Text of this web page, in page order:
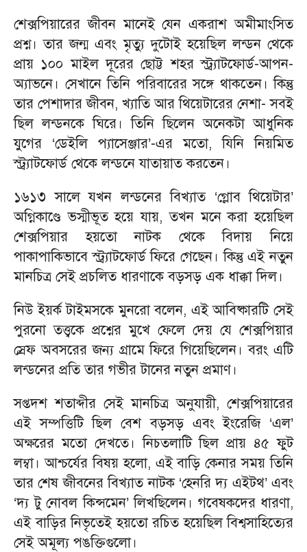
শেক্সপিয়ারের জীবন মানেই যেন একরাশ অমীমাংসিত
প্রশ্ন। তার জন্ম এবং মৃত্যু দুটোই হয়েছিল লন্ডন থেকে
প্রায় ১০০ মাইল দূরের ছোট্ট শহর স্ট্র্যাটফোর্ড-আপন-
অ্যাভনে। সেখানে তিনি পরিবারের সঙ্গে থাকতেন। কিন্তু
তার পেশাদার জীবন, খ্যাতি আর থিয়েটারের নেশা- সবই
ছিল লন্ডনকে ঘিরে। তিনি ছিলেন অনেকটা আধুনিক
যুগের ‘ডেইলি প্যাসেঞ্জার’-এর মতো, যিনি নিয়মিত
স্ট্র্যাটফোর্ড থেকে লন্ডনে যাতায়াত করতেন।
১৬১৩ সালে যখন লন্ডনের বিখ্যাত ‘গ্লোব থিয়েটার’
অগ্নিকাণ্ডে ভস্মীভূত হয়ে যায়, তখন মনে করা হয়েছিল
শেক্সপিয়ার হয়তো নাটক থেকে বিদায় নিয়ে
পাকাপাকিভাবে স্ট্র্যাটফোর্ড ফিরে গেছেন। কিন্তু এই নতুন
মানচিত্র সেই প্রচলিত ধারণাকে বড়সড় এক ধাক্কা দিল।
নিউ ইয়র্ক টাইমসকে মুনরো বলেন, এই আবিষ্কারটি সেই
পুরনো তত্ত্বকে প্রশ্নের মুখে ফেলে দেয় যে শেক্সপিয়ার
স্রেফ অবসরের জন্য গ্রামে ফিরে গিয়েছিলেন। বরং এটি
লন্ডনের প্রতি তার গভীর টানের নতুন প্রমাণ।
সপ্তদশ শতাব্দীর সেই মানচিত্র অনুযায়ী, শেক্সপিয়ারের
এই সম্পত্তিটি ছিল বেশ বড়সড় এবং ইংরেজি ‘এল’
অক্ষরের মতো দেখতে। নিচতলাটি ছিল প্রায় ৪৫ ফুট
লম্বা। আশ্চর্যের বিষয় হলো, এই বাড়ি কেনার সময় তিনি
তার শেষ জীবনের বিখ্যাত নাটক ‘হেনরি দ্য এইটথ’ এবং
‘দ্য টু নোবল কিন্সমেন’ লিখছিলেন। গবেষকদের ধারণা,
এই বাড়ির নিভৃতেই হয়তো রচিত হয়েছিল বিশ্বসাহিত্যের
সেই অমূল্য পঙক্তিগুলো।